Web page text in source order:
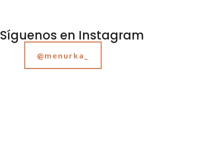
Síguenos en Instagram
@menurka_